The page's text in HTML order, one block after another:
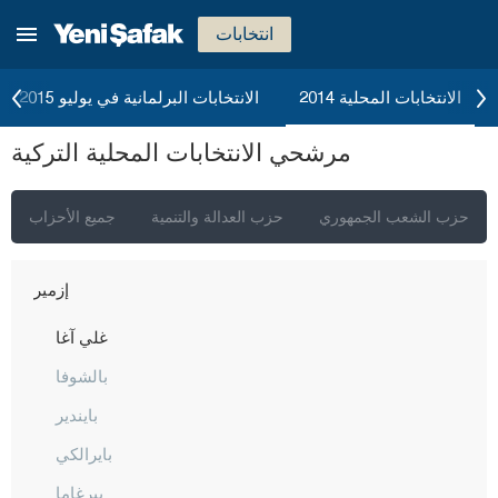
انتخابات
الانتخابات البرلمانية في يوليو 2015 الانتخابات المحلية 2014
مرشحي الانتخابات المحلية التركية
جميع الأحزاب حزب العدالة والتنمية حزب الشعب الجمهوري
أنقرة
إزمير
غلي آغا
بالشوفا
بايندير
بايرالكي
بيرغاما